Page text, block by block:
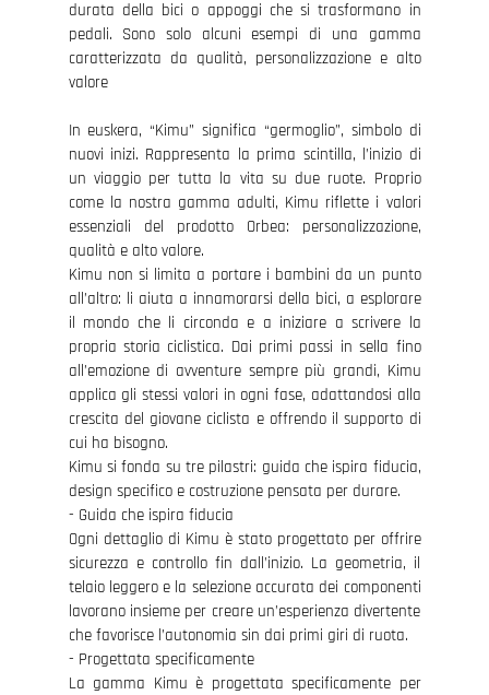
durata della bici o appoggi che si trasformano in
pedali. Sono solo alcuni esempi di una gamma
caratterizzata da qualità, personalizzazione e alto
valore
In euskera, “Kimu” significa “germoglio”, simbolo di
nuovi inizi. Rappresenta la prima scintilla, l’inizio di
un viaggio per tutta la vita su due ruote. Proprio
come la nostra gamma adulti, Kimu riflette i valori
essenziali del prodotto Orbea: personalizzazione,
qualità e alto valore.
Kimu non si limita a portare i bambini da un punto
all’altro: li aiuta a innamorarsi della bici, a esplorare
il mondo che li circonda e a iniziare a scrivere la
propria storia ciclistica. Dai primi passi in sella fino
all’emozione di avventure sempre più grandi, Kimu
applica gli stessi valori in ogni fase, adattandosi alla
crescita del giovane ciclista e offrendo il supporto di
cui ha bisogno.
Kimu si fonda su tre pilastri: guida che ispira fiducia,
design specifico e costruzione pensata per durare.
- Guida che ispira fiducia
Ogni dettaglio di Kimu è stato progettato per offrire
sicurezza e controllo fin dall’inizio. La geometria, il
telaio leggero e la selezione accurata dei componenti
lavorano insieme per creare un’esperienza divertente
che favorisce l’autonomia sin dai primi giri di ruota.
- Progettata specificamente
La gamma Kimu è progettata specificamente per